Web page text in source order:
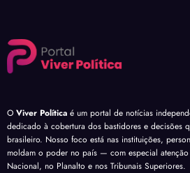
O Viver Política é um portal de notícias
dedicado à cobertura dos bastidores e decisões
brasileiro. Nosso foco está nas instituições,
moldam o poder no país — com especial
Nacional, no Planalto e nos Tribunais Superiores.